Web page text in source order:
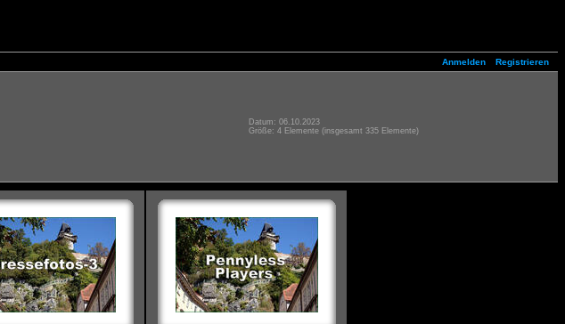
Anmelden Registrieren
Datum: 06.10.2023
Größe: 4 Elemente (insgesamt 335 Elemente)